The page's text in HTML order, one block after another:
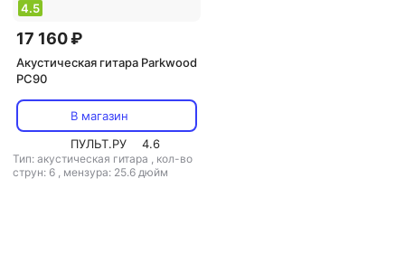
4.5
17 160 ₽
Акустическая гитара Parkwood
PC90
В магазин
ПУЛЬТ.РУ
4.6
Тип: акустическая гитара , кол-во
струн: 6 , мензура: 25.6 дюйм